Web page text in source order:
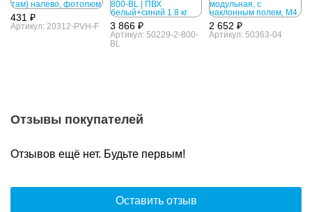
431 ₽
Артикул: 20312-PVH-F 3 866 ₽
Артикул: 50229-2-800-
BL
2 652 ₽
Артикул: 50363-04
Отзывы покупателей
Отзывов ещё нет. Будьте первым!
Оставить отзыв